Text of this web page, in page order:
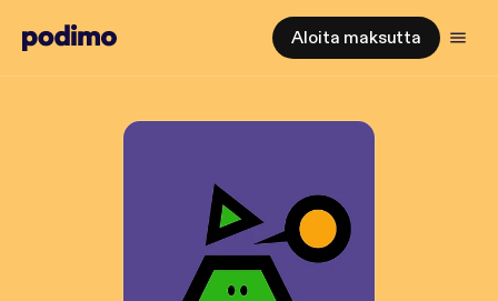
Aloita maksutta